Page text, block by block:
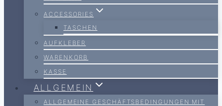
ACCESSORIES
TASCHEN
AUFKLEBER
WARENKORB
KASSE
ALLGEMEIN
ALLGEMEINE GESCHÄFTSBEDINGUNGEN MIT